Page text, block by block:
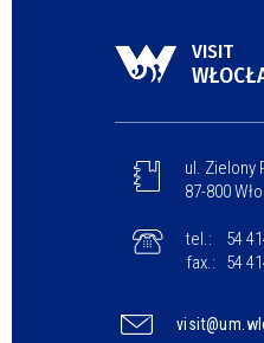
VISIT
ul. Zielony
87-800
tel.:
54
fax.:
54